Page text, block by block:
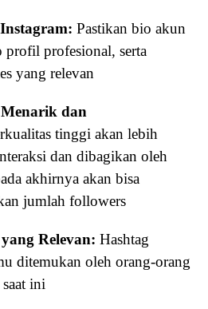
Pastikan bio akun
profil profesional, serta
yang relevan
dan
tinggi akan lebih
dan dibagikan oleh
akhirnya akan bisa
jumlah followers
Relevan: Hashtag
ditemukan oleh orang-orang
ini